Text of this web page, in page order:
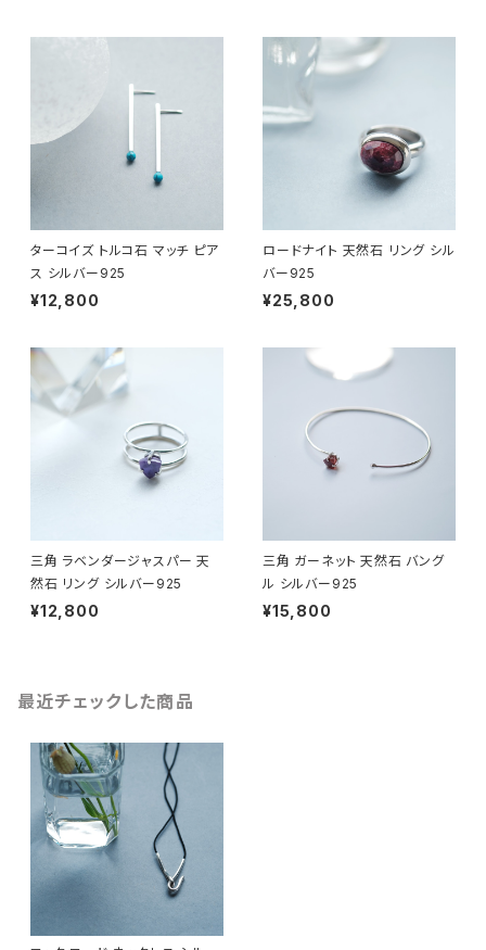
ターコイズ トルコ石 マッチ ピア
ス シルバー925
¥12,800
ロードナイト 天然石 リング シル
バー925
¥25,800
三角 ラベンダージャスパー 天
然石 リング シルバー925
¥12,800
三角 ガーネット 天然石 バング
ル シルバー925
¥15,800
最近チェックした商品